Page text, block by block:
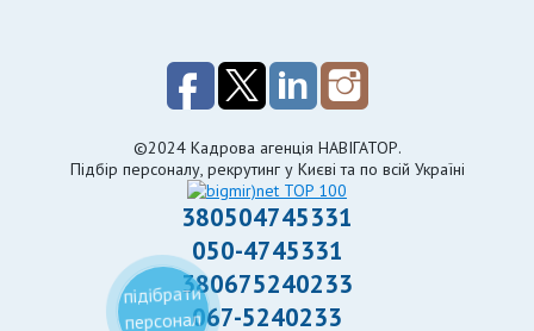
©2024 Кадрова агенція НАВІГАТОР.
Підбір персоналу, рекрутинг у Києві та по всій Україні
380504745331
050-4745331
380675240233
067-5240233
підібрати
персонал